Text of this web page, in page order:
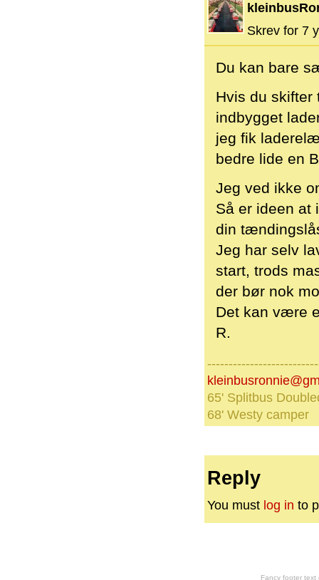
Skrev for 7
Du kan bare
Hvis du skifter
indbygget
jeg fik
bedre lide en
Jeg ved ikke
Så er ideen at
din
Jeg har selv
start, trods
der bør nok
Det kan være
R.
65' Splitbus
68' Westy camper
Reply
You must log in to
Fancy footer